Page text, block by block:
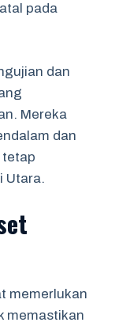
pada
dan
Mereka
dan
tetap
Utara.
memerlukan
memastikan